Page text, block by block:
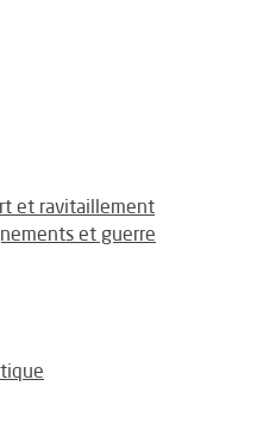
et ravitaillement
et guerre